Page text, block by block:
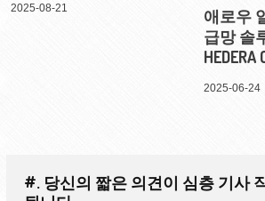
2025-08-21
애로우
급망 솔
HEDERA
2025-06-24
#. 당신의 짧은 의견이 심층 기사